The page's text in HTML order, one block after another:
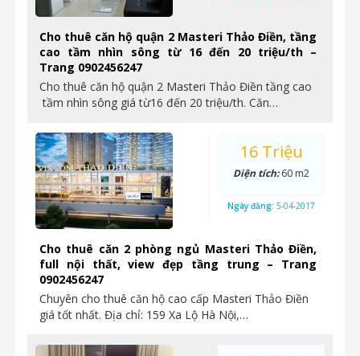
Cho thuê căn hộ quận 2 Masteri Thảo Điền, tầng
cao tầm nhìn sông từ 16 đến 20 triệu/th –
Trang 0902456247
Cho thuê căn hộ quận 2 Masteri Thảo Điền tầng cao
tầm nhìn sông giá từ16 đến 20 triệu/th. Căn…
Cho thuê căn 2 phòng ngủ Masteri Thảo Điền,
full nội thất, view đẹp tầng trung – Trang
0902456247
Chuyên cho thuê căn hộ cao cấp Masteri Thảo Điền
giá tốt nhất. Địa chỉ: 159 Xa Lộ Hà Nội,…
16 Triệu
Diện tích:60 m2
Ngày đăng: 5-04-2017